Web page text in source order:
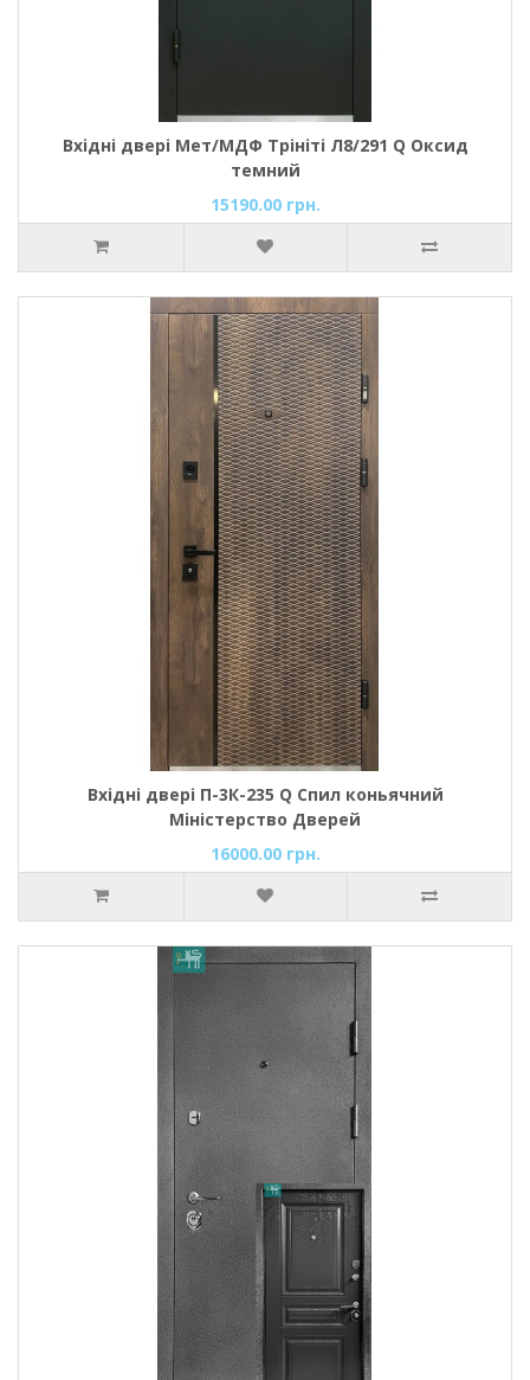
Вхідні двері Мет/МДФ Трініті Л8/291 Q Оксид
темний
15190.00 грн.
Вхідні двері П-3К-235 Q Спил коньячний
Міністерство Дверей
16000.00 грн.